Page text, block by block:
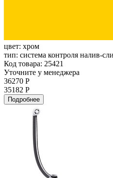
цвет: хром
тип: система контроля налив-
Код товара: 25421
Уточните у менеджера
36270 Р
35182 Р
Подробнее